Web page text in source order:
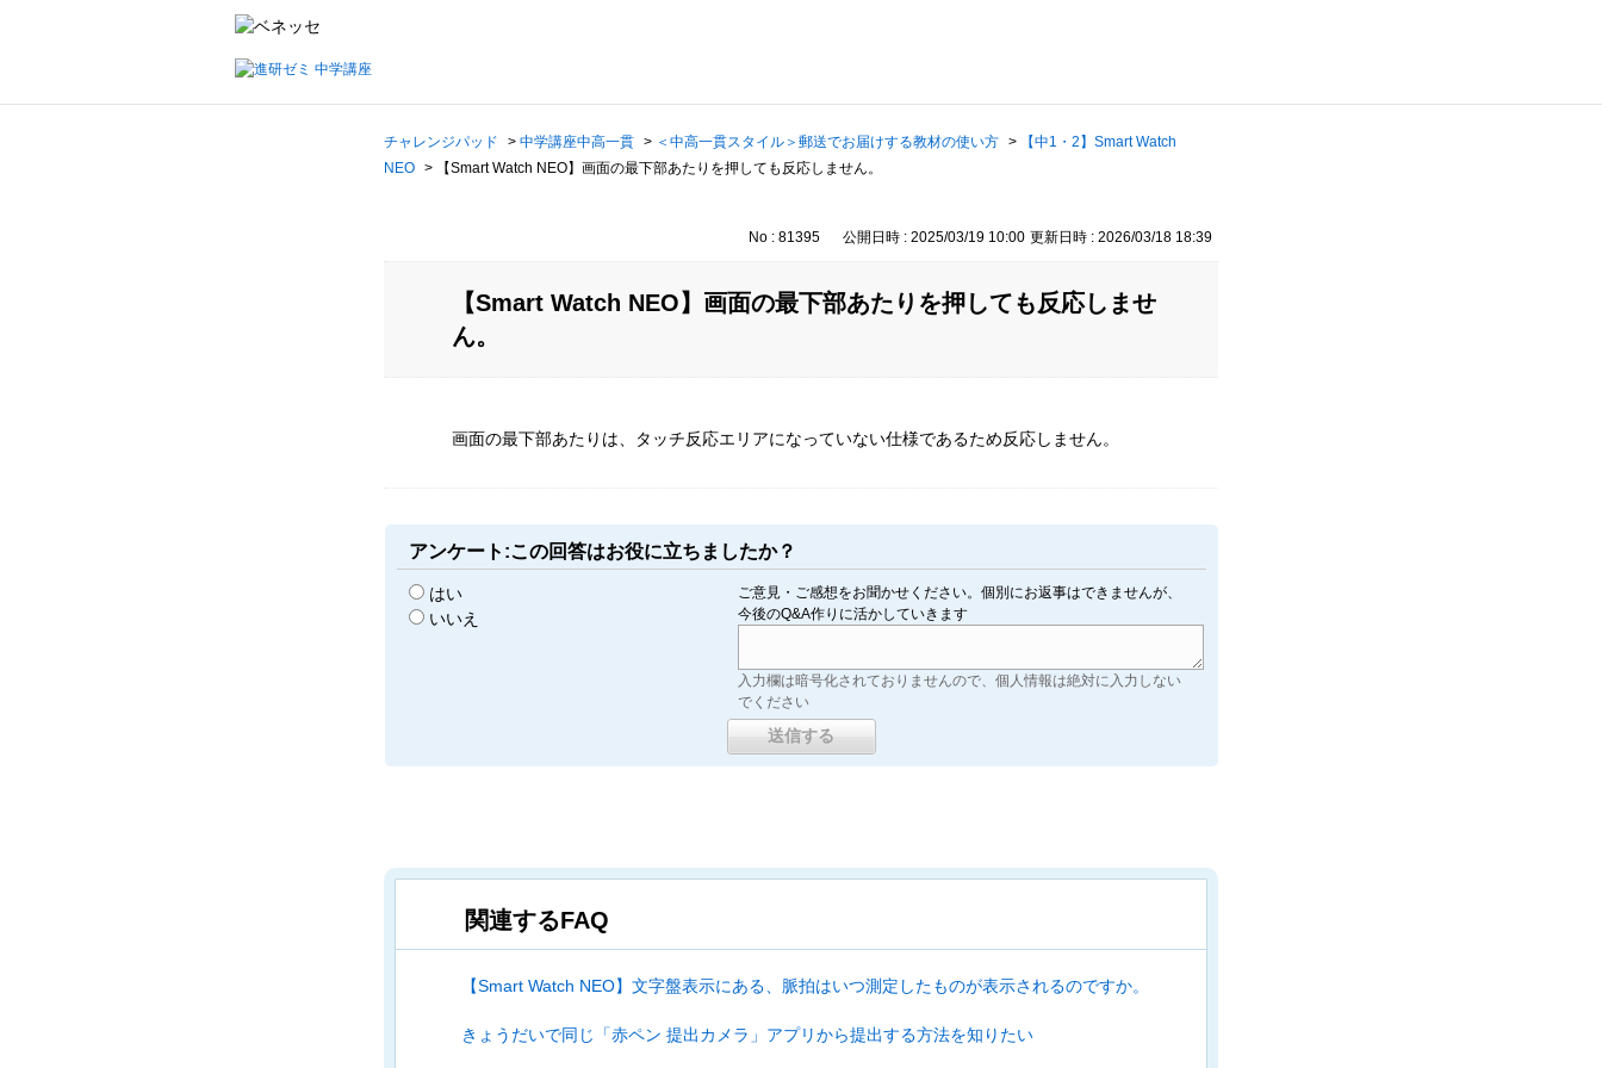
チャレンジパッド > 中学講座中高一貫 > ＜中高一貫スタイル＞郵送でお届けする教材の使い方 >
【中1・2】Smart Watch
NEO > 【Smart Watch NEO】画面の最下部あたりを押しても反応しません。
No : 81395 公開日時 : 2025/03/19 10:00 更新日時 : 2026/03/18 18:39
【Smart Watch NEO】画面の最下部あたりを押しても反応しませ
ん。
画面の最下部あたりは、タッチ反応エリアになっていない仕様であるため反応しません。
アンケート:この回答はお役に立ちましたか？
はい
いいえ
ご意見・ご感想をお聞かせください。個別にお返事はできませんが、
今後のQ&A作りに活かしていきます
入力欄は暗号化されておりませんので、個人情報は絶対に入力しない
でください
関連するFAQ
【Smart Watch NEO】文字盤表示にある、脈拍はいつ測定したものが表示されるのですか。
きょうだいで同じ「赤ペン 提出カメラ」アプリから提出する方法を知りたい